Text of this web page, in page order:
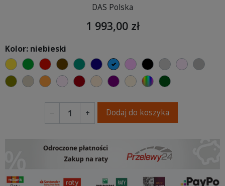
DAS Polska
1 993,00 zł
Kolor: niebieski
żółtyzielonyczerwonyczekoladowy
turkusowygranatowyniebieski
różowyczarnyjasnoszary
jasny róż
szary
oliwkowy
beżowypomarańczowy
pastelowy róż
bordowyciepły kremowy
fioletowa purpura
ecru beżowy
wybór koloru
ciemno zielony
− + Dodaj do koszyka